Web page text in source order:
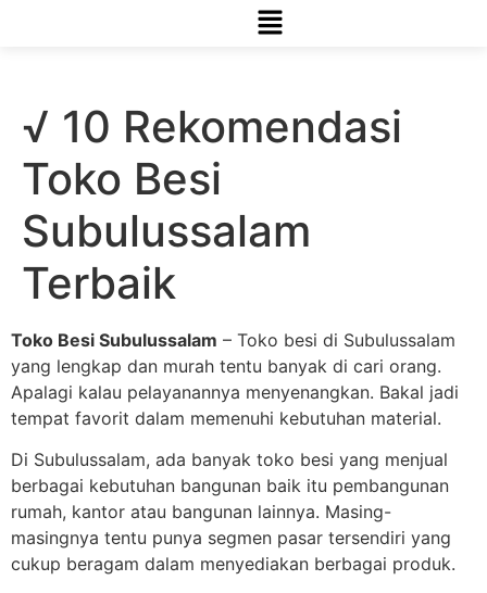
√ 10 Rekomendasi
Toko Besi
Subulussalam
Terbaik
Toko Besi Subulussalam – Toko besi di Subulussalam
yang lengkap dan murah tentu banyak di cari orang.
Apalagi kalau pelayanannya menyenangkan. Bakal jadi
tempat favorit dalam memenuhi kebutuhan material.
Di Subulussalam, ada banyak toko besi yang menjual
berbagai kebutuhan bangunan baik itu pembangunan
rumah, kantor atau bangunan lainnya. Masing-
masingnya tentu punya segmen pasar tersendiri yang
cukup beragam dalam menyediakan berbagai produk.